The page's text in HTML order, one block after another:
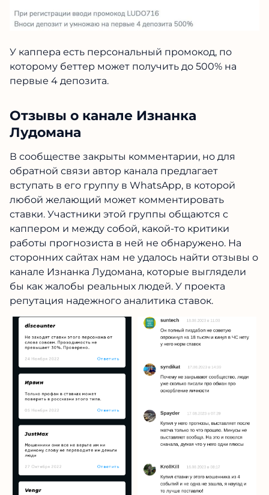
У каппера есть персональный промокод, по
которому беттер может получить до 500% на
Отзывы о канале Изнанка
Лудомана
В сообществе закрыты комментарии, но для
обратной связи автор канала предлагает
вступать в его группу в WhatsApp, в которой
любой желающий может комментировать
ставки. Участники этой группы общаются с
каппером и между собой, какой-то критики
работы прогнозиста в ней не обнаружено. На
сторонних сайтах нам не удалось найти
отзывы о канале Изнанка Лудомана, которые
выглядели бы как жалобы реальных людей. У
проекта репутация надежного аналитика
ставок.